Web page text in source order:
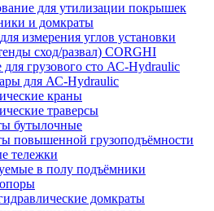
для утилизации покрышек
и домкраты
измерения углов установки
сход/развал) CORGHI
грузового сто АС-Hydraulic
для АС-Hydraulic
краны
траверсы
бутылочные
повышенной грузоподъёмности
тележки
в полу подъёмники
домкраты